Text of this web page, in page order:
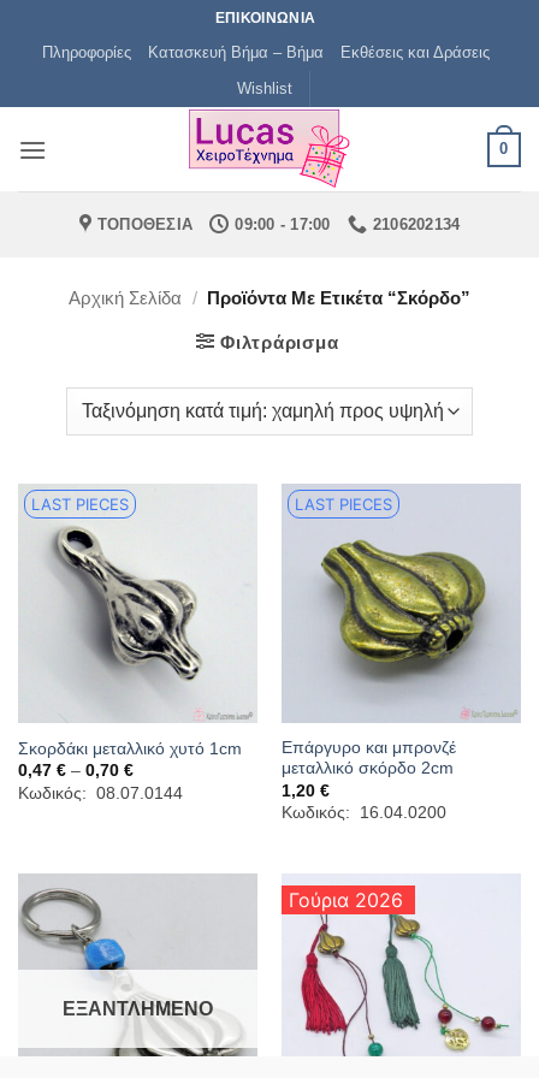
ΕΠΙΚΟΙΝΩΝΙΑ
Πληροφορίες Κατασκευή Βήμα – Βήμα
Εκθέσεις και Δράσεις
Wishlist
0
ΤΟΠΟΘΕΣΙΑ 09:00 - 17:00 2106202134
Αρχική Σελίδα / Προϊόντα Με Ετικέτα “σκόρδο”
Φιλτράρισμα
LAST PIECES
Σκορδάκι μεταλλικό χυτό 1cm
0,47 € – 0,70 €Price
range:
0,47 €
Κωδικός: 08.07.0144
LAST PIECES
Επάργυρο και μπρονζέ
μεταλλικό σκόρδο 2cm
1,20 €
Κωδικός: 16.04.0200
ΕΞΑΝΤΛΗΜΈΝΟ
Γούρια 2026